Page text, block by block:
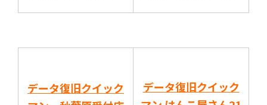
データ復旧クイック
データ復旧クイック